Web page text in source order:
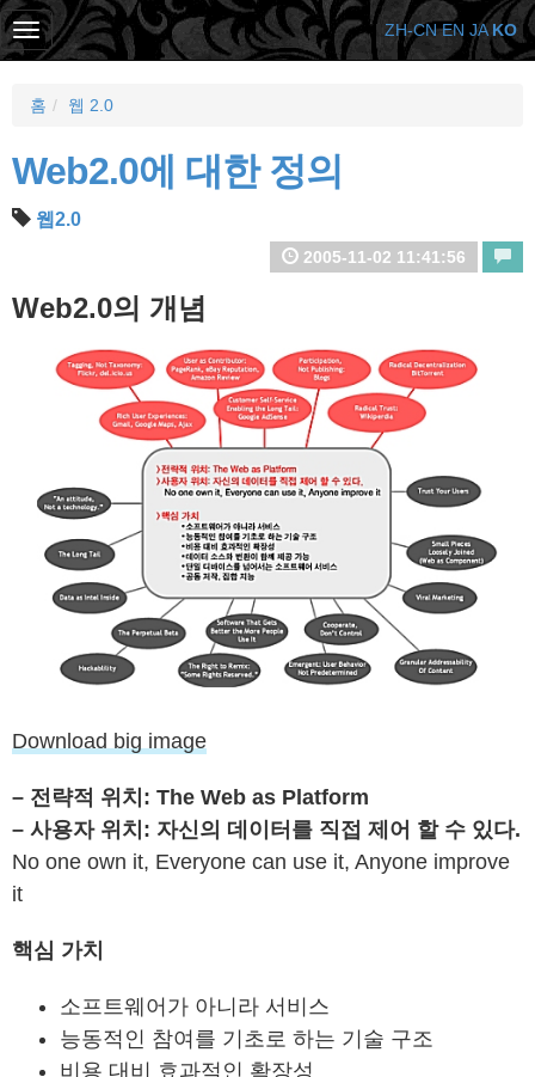
홈 웹 2.0
Web2.0에 대한 정의
웹2.0
2005-11-02 11:41:56
Web2.0의 개념
Download big image
– 전략적 위치: The Web as Platform
– 사용자 위치: 자신의 데이터를 직접 제어 할 수 있다.
No one own it, Everyone can use it, Anyone improve
it
핵심 가치
소프트웨어가 아니라 서비스
능동적인 참여를 기초로 하는 기술 구조
비용 대비 효과적인 확장성
ZH-CN EN JA KO